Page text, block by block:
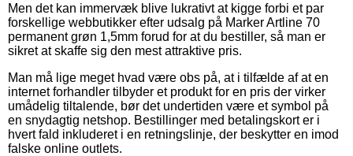
Men det kan immervæk blive lukrativt at kigge forbi et par
forskellige webbutikker efter udsalg på Marker Artline 70
permanent grøn 1,5mm forud for at du bestiller, så man er
sikret at skaffe sig den mest attraktive pris.
Man må lige meget hvad være obs på, at i tilfælde af at en
internet forhandler tilbyder et produkt for en pris der virker
umådelig tiltalende, bør det undertiden være et symbol på
en snydagtig netshop. Bestillinger med betalingskort er i
hvert fald inkluderet i en retningslinje, der beskytter en imod
falske online outlets.